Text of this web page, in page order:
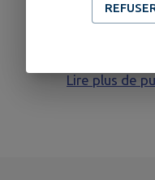
Lire plus de